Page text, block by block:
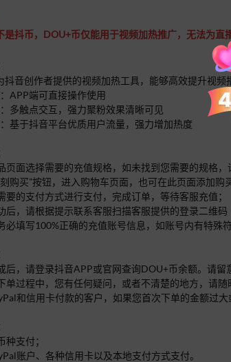
是抖币，DOU+币仅能用于视频加热推广，无法为直
抖音创作者提供的视频加热工具，能够高效提升视
APP端可直接操作使用
多触点交互，强力聚粉效果清晰可见
基于抖音平台优质用户流量，强力增加热度
页面选择需要的充值规格，如未找到您需要的规格
购买”按钮，进入购物车页面，也可在此页面添加购
要的支付方式进行支付，完成订单，等待客服充值；
后，请根据提示联系客服扫描客服提供的登录二维码
必填写100%正确的充值账号信息，如账号内有特殊
后，请登录抖音APP或官网查询DOU+币余额。请留
单过程中，您有任何疑问，或者不清楚的地方，请
和信用卡付款的客户，如果您首次下单的金额过
种支付；
账户、各种信用卡以及本地支付方式支付。